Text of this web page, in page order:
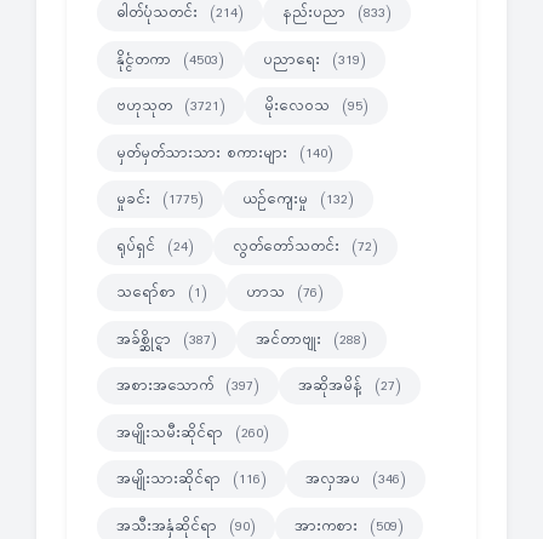
ဓါတ်ပုံသတင်း (214) နည်းပညာ (833)
နိုင္ငံတကာ (4503) ပညာရေး (319)
ဗဟုသုတ (3721) မိုးလေဝသ (95)
မှတ်မှတ်သားသား စကားများ (140)
မှုခင်း (1775) ယဉ်ကျေးမှု (132)
ရုပ်ရှင် (24) လွတ်တော်သတင်း (72)
သရော်စာ (1) ဟာသ (76)
အခ်စ္ဆိုင္ရာ (387) အင်တာဗျုး (288)
အစားအသောက် (397) အဆိုအမိန့် (27)
အမျိုးသမီးဆိုင်ရာ (260)
အမျိုးသားဆိုင်ရာ (116) အလှအပ (346)
အသီးအနှံဆိုင်ရာ (90) အားကစား (509)